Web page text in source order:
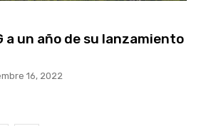
a un año de su lanzamiento
16, 2022